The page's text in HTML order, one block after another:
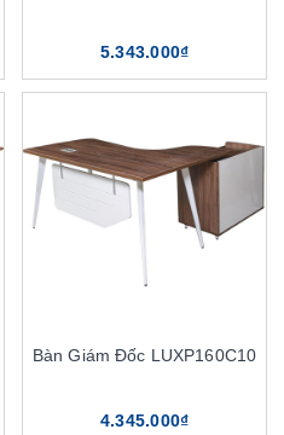
5.343.000₫
Bàn Giám Đốc LUXP160C10
4.345.000₫